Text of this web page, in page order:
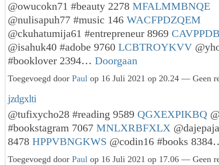
@owucokn71 #beauty 2278 MFALMMBNQE
@nulisapuh77 #music 146 WACFPDZQEM
@ckuhatumija61 #entrepreneur 8969
@isahuk40 #adobe 9760 LCBTROYKVV
#booklover 2394… Doorgaan
Toegevoegd door Paul op 16 Juli 2021 op 20.24 — Geen
jzdgxlti
@tufixycho28 #reading 9589 QGXEXPIKBQ
#bookstagram 7067 MNLXRBFXLX
8478 HPPVBNGKWS @codin16 #books
Toegevoegd door Paul op 16 Juli 2021 op 17.06 — Geen